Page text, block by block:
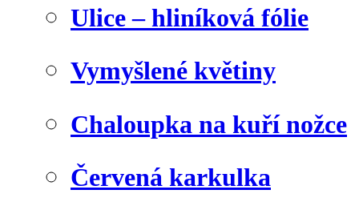
Ulice – hliníková fólie
Vymyšlené květiny
Chaloupka na kuří nožce
Červená karkulka